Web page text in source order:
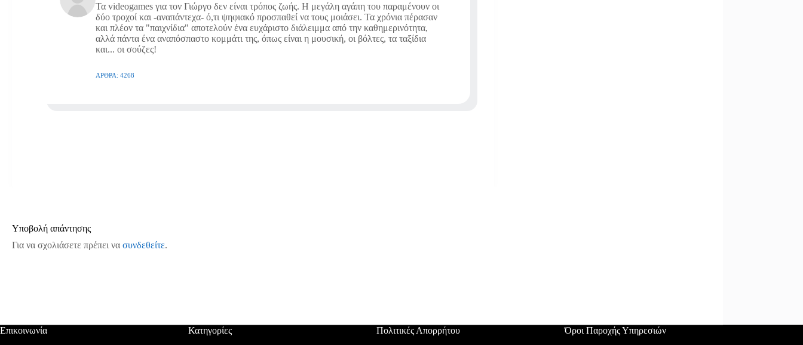
Τα videogames για τον Γιώργο δεν είναι τρόπος ζωής. Η μεγάλη αγάπη του παραμένουν οι
δύο τροχοί και -αναπάντεχα- ό,τι ψηφιακό προσπαθεί να τους μοιάσει. Τα χρόνια πέρασαν
και πλέον τα "παιχνίδια" αποτελούν ένα ευχάριστο διάλειμμα από την καθημερινότητα,
αλλά πάντα ένα αναπόσπαστο κομμάτι της, όπως είναι η μουσική, οι βόλτες, τα ταξίδια
και... οι σούζες!
ΆΡΘΡΑ: 4268
Υποβολή απάντησης
Για να σχολιάσετε πρέπει να συνδεθείτε.
Επικοινωνία Κατηγορίες Πολιτικές Απορρήτου Όροι Παροχής Υπηρεσιών